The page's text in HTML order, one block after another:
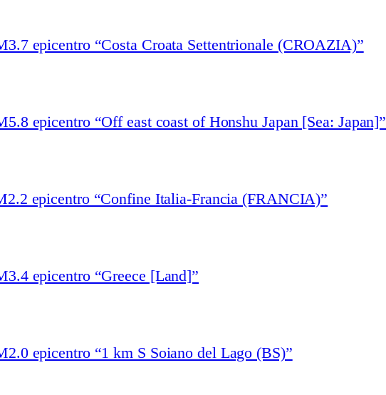
epicentro “Costa Croata Settentrionale (CROAZIA)”
epicentro “Off east coast of Honshu Japan [Sea: Japan]”
epicentro “Confine Italia-Francia (FRANCIA)”
epicentro “Greece [Land]”
epicentro “1 km S Soiano del Lago (BS)”